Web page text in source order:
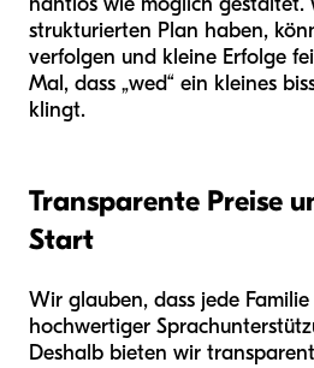
strukturierten Plan haben,
verfolgen und kleine Erfolge
Mal, dass „wed“ ein kleines
klingt.
Transparente Preise
Start
Wir glauben, dass jede
hochwertiger
Deshalb bieten wir